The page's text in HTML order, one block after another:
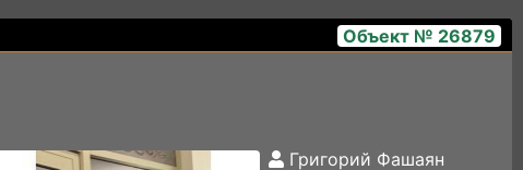
Объект № 26879
Григорий Фашаян